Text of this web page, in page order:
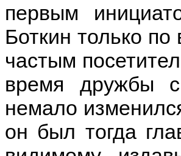
первым
Боткин только
частым
время дружбы
немало
он был тогда